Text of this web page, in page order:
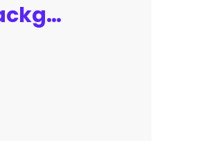
blurred apple tree background. Spring flowers on beautiful sunny day